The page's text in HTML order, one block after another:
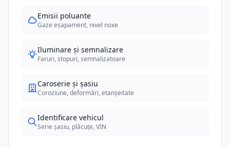
Emisii poluante
Gaze eșapament, nivel noxe
Iluminare și semnalizare
Faruri, stopuri, semnalizatoare
Caroserie și șasiu
Coroziune, deformări, etanșeitate
Identificare vehicul
Serie șasiu, plăcuțe, VIN